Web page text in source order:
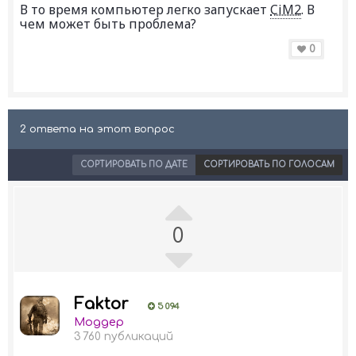
В то время компьютер легко запускает CiM2. В
чем может быть проблема?
0
2 ответа на этот вопрос
СОРТИРОВАТЬ ПО ГОЛОСАМ
СОРТИРОВАТЬ ПО ДАТЕ
0
Faktor 5 094
Моддер
3 760 публикаций